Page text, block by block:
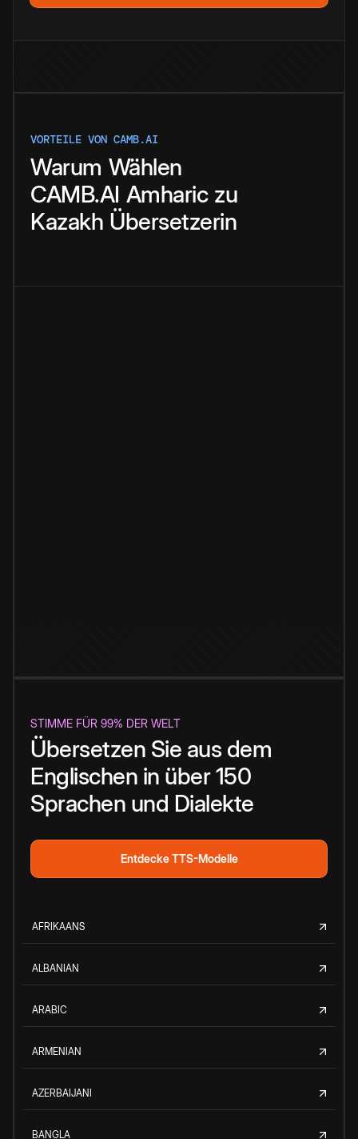
VORTEILE VON CAMB.AI
Warum Wählen
CAMB.AI Amharic zu
Kazakh Übersetzerin
STIMME FÜR 99% DER WELT
Übersetzen Sie aus dem
Englischen in über 150
Sprachen und Dialekte
Entdecke TTS-Modelle
AFRIKAANS
ALBANIAN
ARABIC
ARMENIAN
AZERBAIJANI
BANGLA